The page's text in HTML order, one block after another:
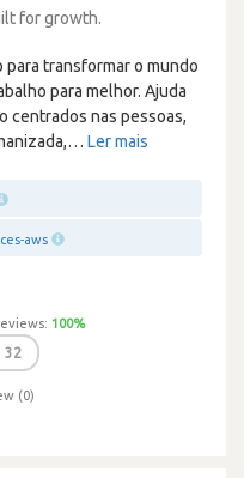
for growth.
para transformar o mundo
para melhor. Ajuda
centrados nas pessoas,
… Ler mais
aws
100%
32
(0)